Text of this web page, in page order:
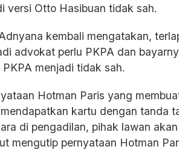
versi Otto Hasibuan tidak sah.
kembali mengatakan,
advokat perlu PKPA dan
PKPA menjadi tidak sah.
Hotman Paris yang
kartu dengan tanda
di pengadilan, pihak lawan
mengutip pernyataan Hotman